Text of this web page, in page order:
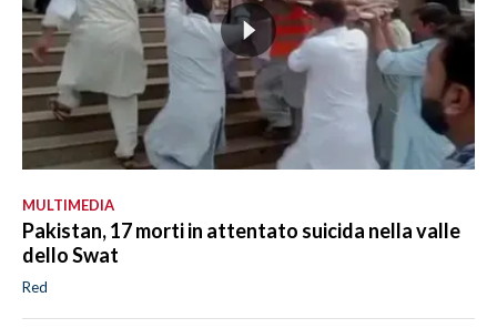
MULTIMEDIA
Pakistan, 17 morti in attentato suicida nella valle
dello Swat
Red